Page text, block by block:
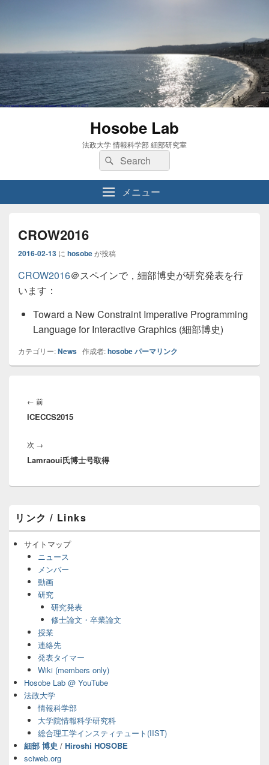
Hosobe Lab
法政大学 情報科学部 細部研究室
検
索:
検
索
メニュー
CROW2016
2016-02-13 に hosobeが投稿
CROW2016＠スペインで，細部博史が研究発表を行
います：
Toward a New Constraint Imperative Programming
Language for Interactive Graphics (細部博史)
カテゴリー:News 作成者:hosobeパーマリンク
稿
ナ
ゲ
ー
シ
← 前前
の
ICECCS2015
次 →
の
稿:
Lamraoui氏博士号取得
ン
サ
ア
リンク / Links
サイトマップ
ニュース
メンバー
動画
研究
研究発表
修士論文・卒業論文
授業
連絡先
発表タイマー
Wiki (members only)
Hosobe Lab @ YouTube
法政大学
情報科学部
大学院情報科学研究科
総合理工学インスティテュート(IIST)
細部 博史 / Hiroshi HOSOBE
sciweb.org